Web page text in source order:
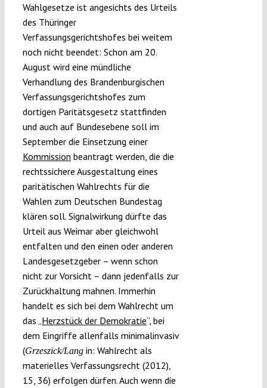
Wahlgesetze ist angesichts des Urteils
des Thüringer
Verfassungsgerichtshofes bei weitem
noch nicht beendet: Schon am 20.
August wird eine mündliche
Verhandlung des Brandenburgischen
Verfassungsgerichtshofes zum
dortigen Paritätsgesetz stattfinden
und auch auf Bundesebene soll im
September die Einsetzung einer
Kommission beantragt werden, die die
rechtssichere Ausgestaltung eines
paritätischen Wahlrechts für die
Wahlen zum Deutschen Bundestag
klären soll. Signalwirkung dürfte das
Urteil aus Weimar aber gleichwohl
entfalten und den einen oder anderen
Landesgesetzgeber – wenn schon
nicht zur Vorsicht – dann jedenfalls zur
Zurückhaltung mahnen. Immerhin
handelt es sich bei dem Wahlrecht um
das „ Herzstück der Demokratie“, bei
dem Eingriffe allenfalls minimalinvasiv
(Grzeszick/Langin: Wahlrecht als
materielles Verfassungsrecht (2012),
15, 36) erfolgen dürfen. Auch wenn die